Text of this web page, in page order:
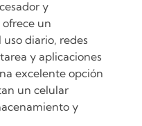
y
un
diario, redes
y aplicaciones
excelente opción
un celular
y